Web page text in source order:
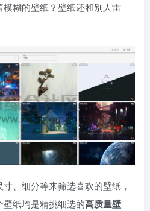
糊的壁纸？壁纸还和别人雷
、细分等来筛选喜欢的壁纸，
纸均是精挑细选的高质量壁